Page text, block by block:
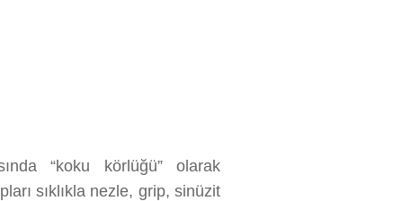
“koku körlüğü” olarak
sıklıkla nezle, grip, sinüzit